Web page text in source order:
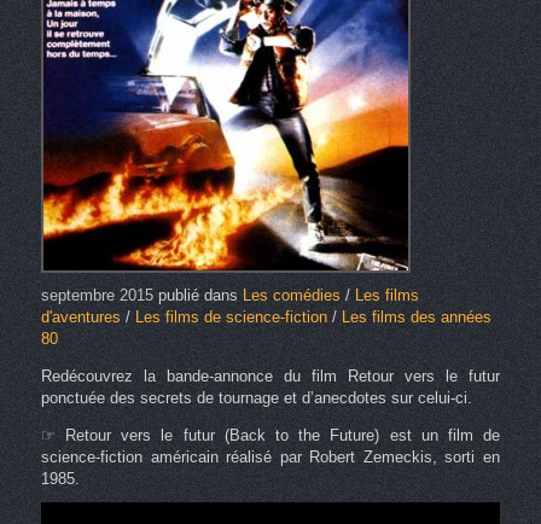
septembre 2015publié dansLes comédies / Les films
d'aventures/ Les films de science-fiction/ Les films des années
80
Redécouvrez la bande-annonce du film Retour vers le futur
ponctuée des secrets de tournage et d’anecdotes sur celui-ci.
☞ Retour vers le futur (Back to the Future) est un film de
science-fiction américain réalisé par Robert Zemeckis, sorti en
1985.